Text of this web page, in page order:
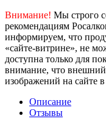
Внимание! Мы строго
рекомендациям
информируем, что
«сайте-витрине», не
доступна только для
внимание, что внешний
изображений на сайте
Описание
Отзывы